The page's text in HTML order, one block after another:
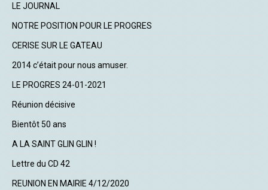
LE JOURNAL
NOTRE POSITION POUR LE PROGRES
CERISE SUR LE GATEAU
2014 c’était pour nous amuser.
LE PROGRES 24-01-2021
Réunion décisive
Bientôt 50 ans
A LA SAINT GLIN GLIN !
Lettre du CD 42
REUNION EN MAIRIE 4/12/2020